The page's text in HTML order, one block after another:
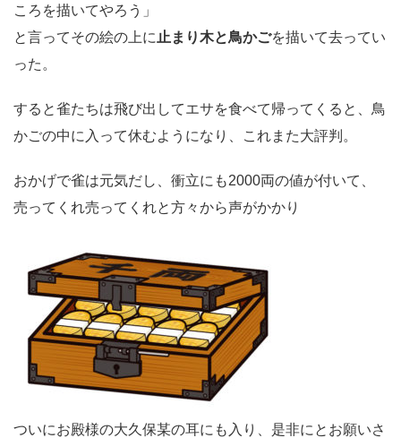
ころを描いてやろう」
と言ってその絵の上に 止まり木と鳥かごを描いて去ってい
った。
すると雀たちは飛び出してエサを食べて帰ってくると、鳥
かごの中に入って休むようになり、これまた大評判。
おかげで雀は元気だし、衝立にも2000両の値が付いて、
売ってくれ売ってくれと方々から声がかかり
ついにお殿様の大久保某の耳にも入り、是非にとお願いさ